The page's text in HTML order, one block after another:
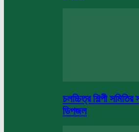
চলচ্চিত্র শিল্পী
ডিপজল